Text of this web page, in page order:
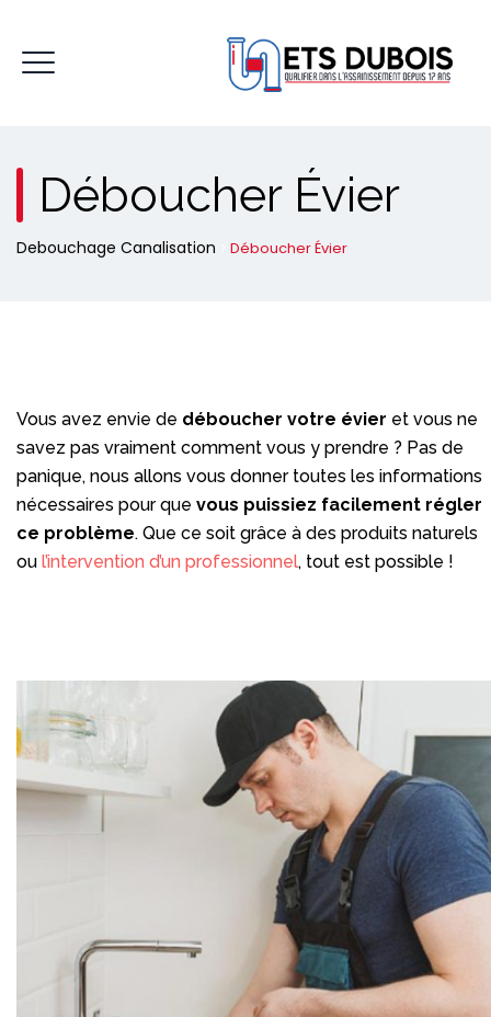
Déboucher Évier
Debouchage Canalisation Déboucher Évier
Vous avez envie de déboucher votre évier et vous ne
savez pas vraiment comment vous y prendre ? Pas de
panique, nous allons vous donner toutes les informations
nécessaires pour que vous puissiez facilement régler
ce problème. Que ce soit grâce à des produits naturels
ou l’intervention d’un professionnel, tout est possible !